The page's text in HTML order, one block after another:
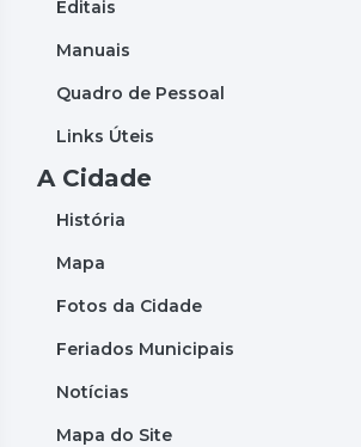
Editais
Manuais
Quadro de Pessoal
Links Úteis
A Cidade
História
Mapa
Fotos da Cidade
Feriados Municipais
Notícias
Mapa do Site